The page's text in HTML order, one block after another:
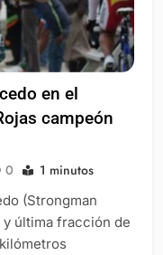
en el
campeón
0 1 minutos
(Strongman
y última fracción de